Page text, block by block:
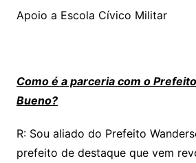
Apoio a Escola Cívico Militar
Como é a parceria com o
Bueno?
R: Sou aliado do Prefeito
prefeito de destaque que vem